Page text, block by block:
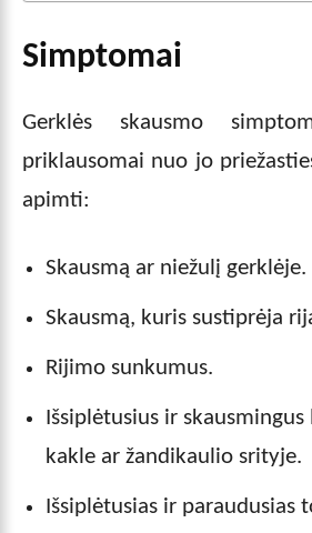
Simptomai
Gerklės skausmo
priklausomai nuo jo
apimti:
Skausmą ar niežulį gerklėje.
Skausmą, kuris sustiprėja
Rijimo sunkumus.
Išsiplėtusius ir
kakle ar žandikaulio srityje.
Išsiplėtusias ir paraudusias